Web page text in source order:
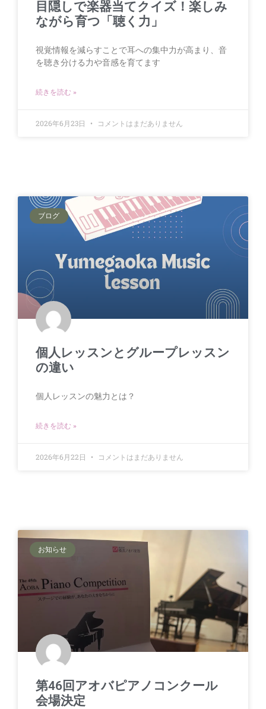
目隠しで楽器当てクイズ！楽しみ
ながら育つ「聴く力」
視覚情報を減らすことで耳への集中力が高まり、音
を聴き分ける力や音感を育てます
続きを読む »
2026年6月23日 コメントはまだありません
ブログ
個人レッスンとグループレッスン
の違い
個人レッスンの魅力とは？
続きを読む »
2026年6月22日 コメントはまだありません
お知らせ
第46回アオバピアノコンクール
会場決定